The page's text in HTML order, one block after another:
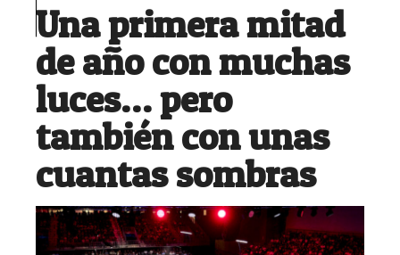
Una primera mitad
de año con muchas
luces… pero
también con unas
cuantas sombras